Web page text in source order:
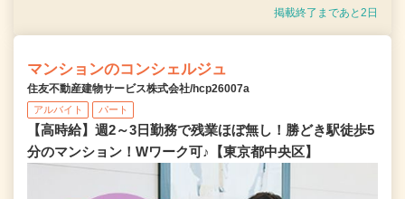
掲載終了まであと2日
マンションのコンシェルジュ
住友不動産建物サービス株式会社/hcp26007a
アルバイト パート
【高時給】週2～3日勤務で残業ほぼ無し！勝どき駅徒歩5
分のマンション！Wワーク可♪【東京都中央区】